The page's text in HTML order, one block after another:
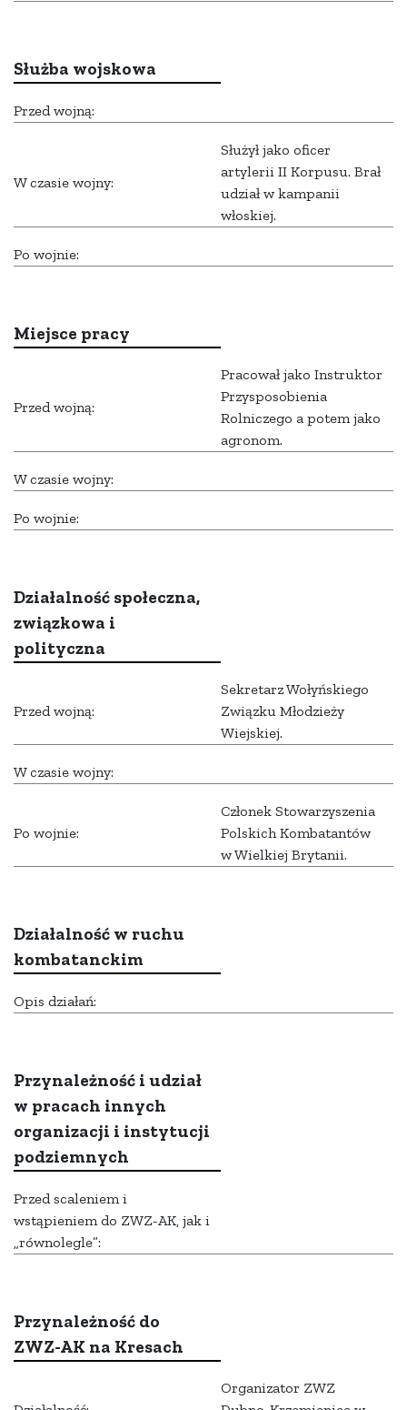
Służba wojskowa
Przed wojną:
W czasie wojny:
Służył jako oficer
artylerii II Korpusu. Brał
udział w kampanii
włoskiej.
Po wojnie:
Miejsce pracy
Przed wojną:
Pracował jako Instruktor
Przysposobienia
Rolniczego a potem jako
agronom.
W czasie wojny:
Po wojnie:
Działalność społeczna,
związkowa i
polityczna
Przed wojną:
Sekretarz Wołyńskiego
Związku Młodzieży
Wiejskiej.
W czasie wojny:
Po wojnie:
Członek Stowarzyszenia
Polskich Kombatantów
w Wielkiej Brytanii.
Działalność w ruchu
kombatanckim
Opis działań:
Przynależność i udział
w pracach innych
organizacji i instytucji
podziemnych
Przed scaleniem i
wstąpieniem do ZWZ-AK, jak i
„równolegle”:
Przynależność do
ZWZ-AK na Kresach
Organizator ZWZ